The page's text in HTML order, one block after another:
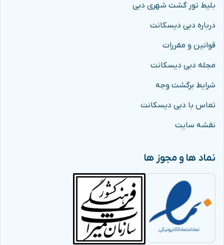
بلیط تور گشت شهری دبی
درباره دبی دیسکانت
قوانین و مقررات
مجله دبی دیسکانت
شرایط برگشت وجه
تماس با دبی دیسکانت
نقشه سایت
نماد ها و مجوز ها